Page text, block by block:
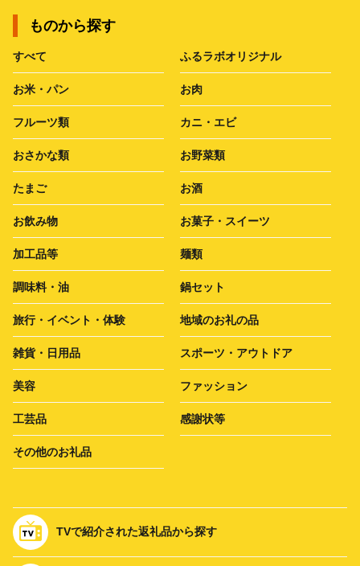
ものから探す
すべて ふるラボオリジナル
お米・パン お肉
フルーツ類 カニ・エビ
おさかな類 お野菜類
たまご お酒
お飲み物 お菓子・スイーツ
加工品等 麺類
調味料・油 鍋セット
旅行・イベント・体験 地域のお礼の品
雑貨・日用品 スポーツ・アウトドア
美容 ファッション
工芸品 感謝状等
その他のお礼品
TVで紹介された返礼品から探す